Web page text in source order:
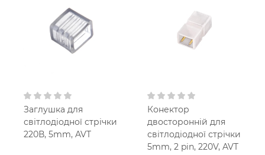
6 Вт
120 шт./м
230V AC
Заглушка для
світлодіодної стрічки
220В, 5mm, AVT
Конектор
двосторонній для
світлодіодної стрічки
5mm, 2 pin, 220V, AVT